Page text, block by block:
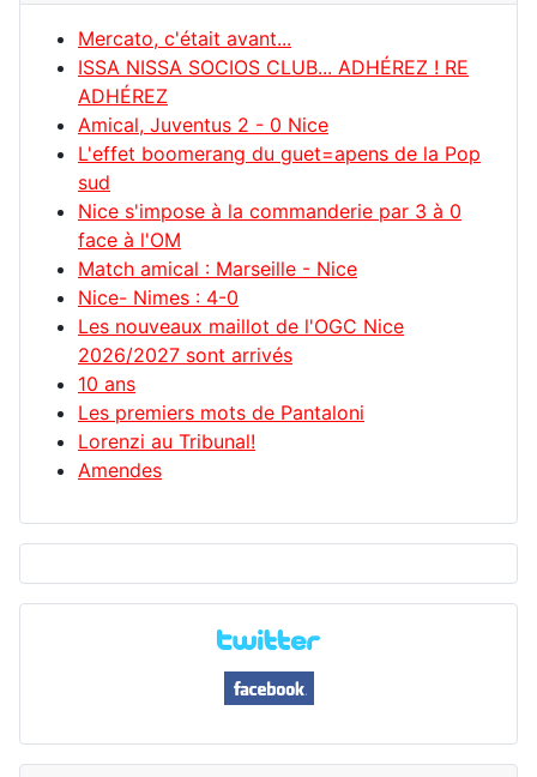
Mercato, c'était avant...
ISSA NISSA SOCIOS CLUB... ADHÉREZ ! RE
ADHÉREZ
Amical, Juventus 2 - 0 Nice
L'effet boomerang du guet=apens de la Pop
sud
Nice s'impose à la commanderie par 3 à 0
face à l'OM
Match amical : Marseille - Nice
Nice- Nimes : 4-0
Les nouveaux maillot de l'OGC Nice
2026/2027 sont arrivés
10 ans
Les premiers mots de Pantaloni
Lorenzi au Tribunal!
Amendes